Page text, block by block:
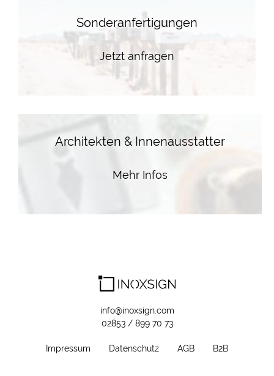
Sonderanfertigungen
Jetzt anfragen
Architekten & Innenausstatter
Mehr Infos
info@inoxsign.com
02853 / 899 70 73
Impressum Datenschutz AGB B2B